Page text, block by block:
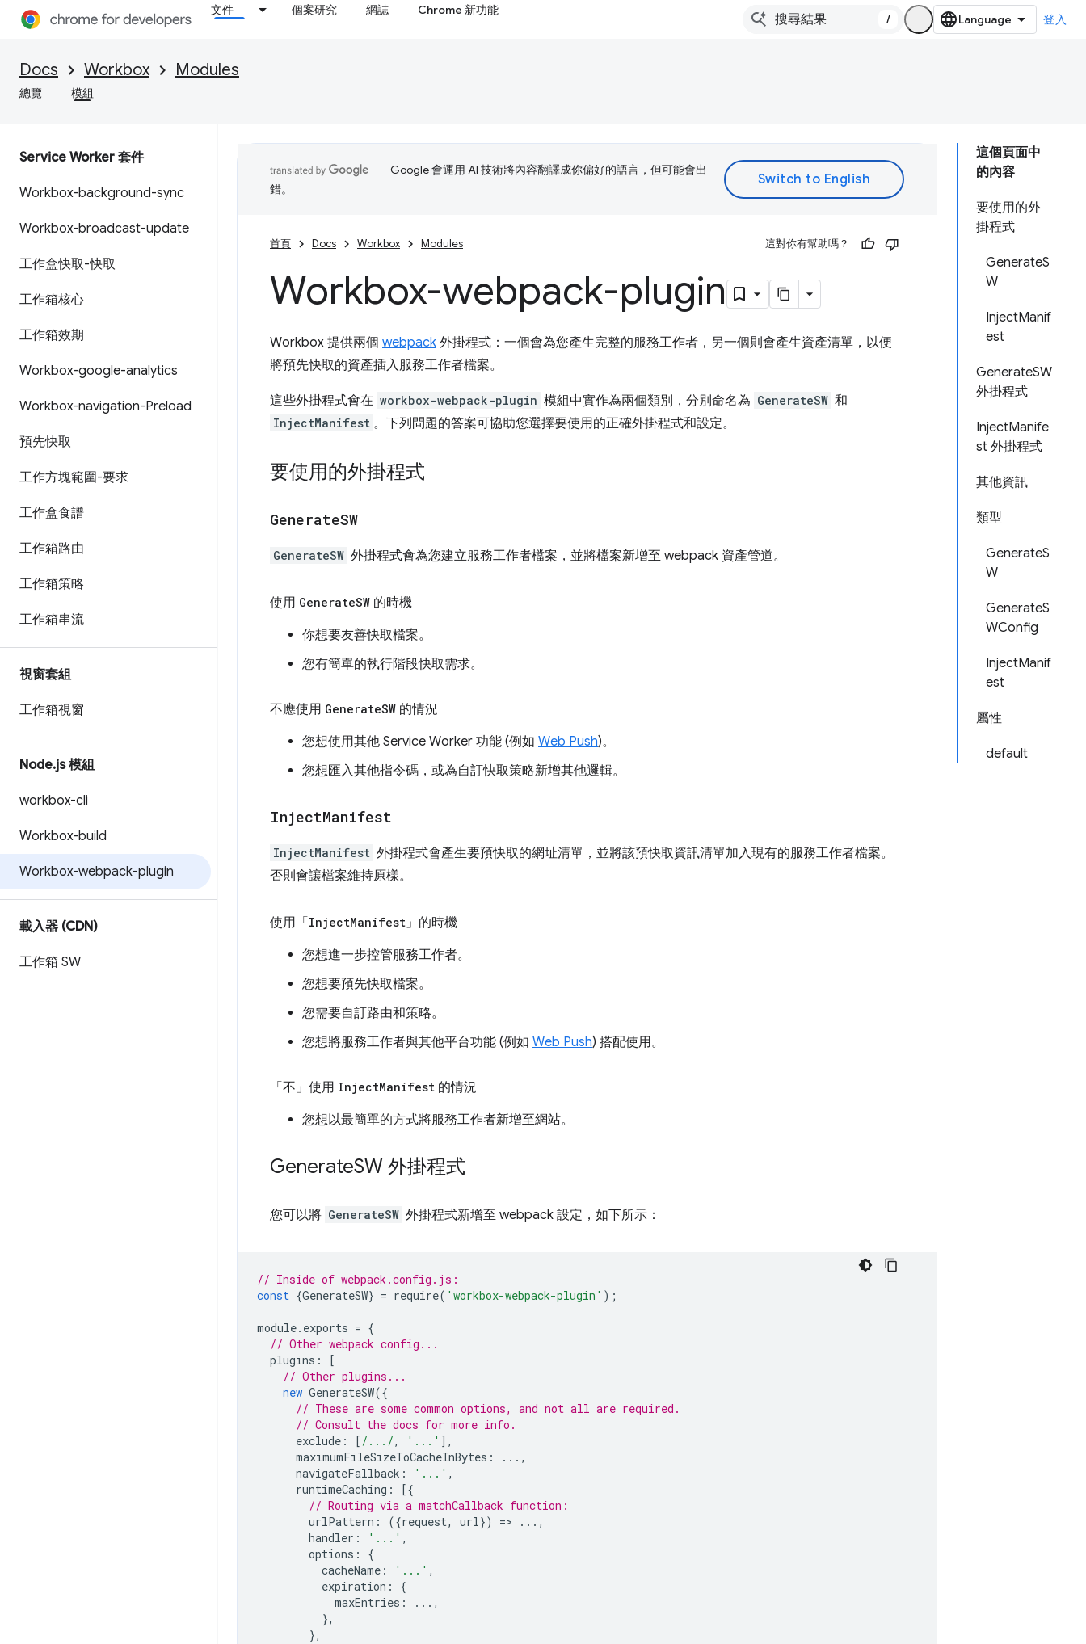
文件 個案研究 網誌 Chrome 新功能
/ 登入
Docs Workbox Modules
總覽 模組
Service Worker 套件
Workbox-background-sync
Workbox-broadcast-update
工作盒快取-快取
工作箱核心
工作箱效期
Workbox-google-analytics
Workbox-navigation-Preload
預先快取
工作方塊範圍-要求
工作盒食譜
工作箱路由
工作箱策略
工作箱串流
視窗套組
工作箱視窗
Node.js 模組
workbox-cli
Workbox-build
Workbox-webpack-plugin
載入器 (CDN)
工作箱 SW
這個頁面中
的內容
要使用的外
掛程式
GenerateS
W
InjectManif
est
GenerateSW
外掛程式
InjectManife
st 外掛程式
其他資訊
類型
GenerateS
W
GenerateS
WConfig
InjectManif
est
屬性
default
Google 會運用 AI 技術將內容翻譯成你偏好的語言，但可能會出
錯。
首頁 Docs Workbox Modules 這對你有幫助嗎？
Workbox-webpack-plugin
Workbox 提供兩個 webpack 外掛程式：一個會為您產生完整的服務工作者，另一個則會產生資產清單，以便
將預先快取的資產插入服務工作者檔案。
這些外掛程式會在 workbox-webpack-plugin 模組中實作為兩個類別，分別命名為 GenerateSW 和
InjectManifest 。下列問題的答案可協助您選擇要使用的正確外掛程式和設定。
要使用的外掛程式
GenerateSW
GenerateSW 外掛程式會為您建立服務工作者檔案，並將檔案新增至 webpack 資產管道。
使用 GenerateSW 的時機
你想要友善快取檔案。
您有簡單的執行階段快取需求。
不應使用 GenerateSW 的情況
您想使用其他 Service Worker 功能 (例如 Web Push)。
您想匯入其他指令碼，或為自訂快取策略新增其他邏輯。
InjectManifest
InjectManifest 外掛程式會產生要預快取的網址清單，並將該預快取資訊清單加入現有的服務工作者檔案。
否則會讓檔案維持原樣。
使用「InjectManifest 」的時機
您想進一步控管服務工作者。
您想要預先快取檔案。
您需要自訂路由和策略。
您想將服務工作者與其他平台功能 (例如 Web Push) 搭配使用。
「不」使用 InjectManifest 的情況
您想以最簡單的方式將服務工作者新增至網站。
GenerateSW 外掛程式
您可以將 GenerateSW 外掛程式新增至 webpack 設定，如下所示：
// Inside of webpack.config.js:
const {GenerateSW} = require( 'workbox-webpack-plugin' );
module. exports = {
// Other webpack config...
plugins :
[
// Other plugins...
new GenerateSW({
// These are some common options, and not all are required.
// Consult the docs for more info.
exclude : [ /.../, '...' ],
maximumFileSizeToCacheInBytes :
...,
navigateFallback : '...' ,
runtimeCaching :
[{
// Routing via a matchCallback function:
urlPattern : ({request, url}) =>
...,
handler : '...' ,
options :
{
cacheName : '...' ,
expiration :
{
maxEntries :
...,
},
},